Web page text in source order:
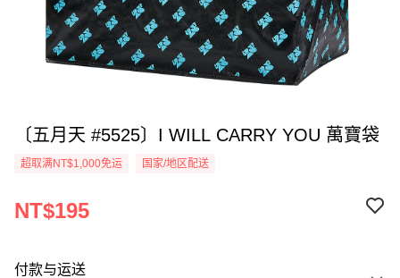
〔五月天 #5525〕I WILL CARRY YOU 萬寶袋
超取满NT$1,000免运 国家/地区配送
NT$195
付款与运送